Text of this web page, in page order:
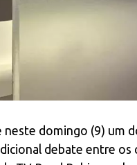
neste domingo (9) um
debate entre os